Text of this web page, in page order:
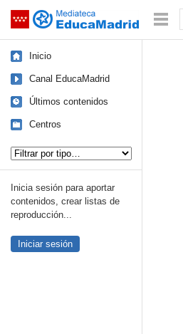
Saltar navegación
Inicio
Canal EducaMadrid
Últimos contenidos
Centros
Inicia sesión para aportar
contenidos, crear listas de
reproducción...
Iniciar sesión